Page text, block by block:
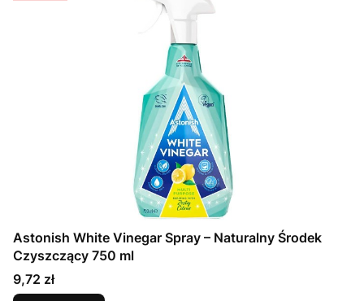
Astonish White Vinegar Spray – Naturalny Środek
Czyszczący 750 ml
Cena
9,72 zł